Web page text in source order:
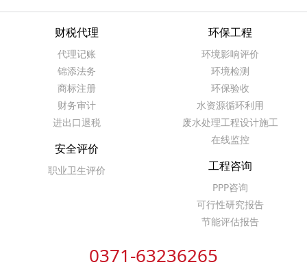
财税代理
代理记账
锦添法务
商标注册
财务审计
进出口退税
环保工程
环境影响评价
环境检测
环保验收
水资源循环利用
废水处理工程设计施工
在线监控
安全评价
职业卫生评价 工程咨询
PPP咨询
可行性研究报告
节能评估报告
0371-63236265